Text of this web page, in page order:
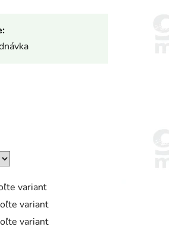
variant
variant
variant